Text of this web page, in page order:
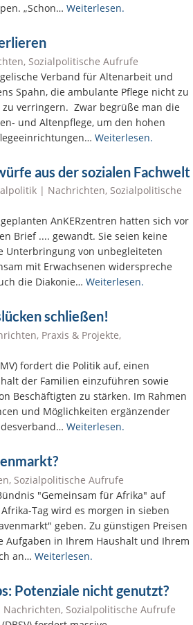
„Schon… Weiterlesen.
, Sozialpolitische Aufrufe
Verband für Altenarbeit und
Spahn, die ambulante Pflege nicht zu
verringern. Zwar begrüße man die
und Altenpflege, um den hohen
Weiterlesen.
aus der sozialen Fachwelt
| Nachrichten, Sozialpolitische
AnKERzentren hatten sich vor
Brief .... gewandt. Sie seien keine
Unterbringung von unbegleiteten
mit Erwachsenen widerspreche
die Diakonie… Weiterlesen.
schließen!
, Praxis & Projekte,
fordert die Politik auf, einen
der Familien einzuführen sowie
Beschäftigten zu stärken. Im Rahmen
und Möglichkeiten ergänzender
Weiterlesen.
, Sozialpolitische Aufrufe
"Gemeinsam für Afrika" auf
Tag wird es morgen in sieben
geben. Zu günstigen Preisen
in Ihrem Haushalt und Ihrem
an… Weiterlesen.
Potenziale nicht genutzt?
Nachrichten, Sozialpolitische Aufrufe